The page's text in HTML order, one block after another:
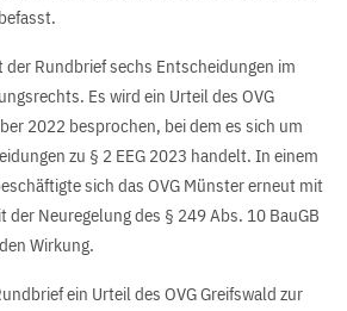
Rundbrief sechs Entscheidungen im
Es wird ein Urteil des OVG
2022 besprochen, bei dem es sich um
zu § 2 EEG 2023 handelt. In einem
sich das OVG Münster erneut mit
der Neuregelung des § 249 Abs. 10 BauGB
Wirkung.
ein Urteil des OVG Greifswald zur